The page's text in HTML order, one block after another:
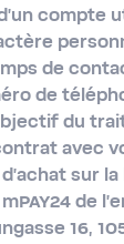
compte
de
de
du
avec
sur
de
16,